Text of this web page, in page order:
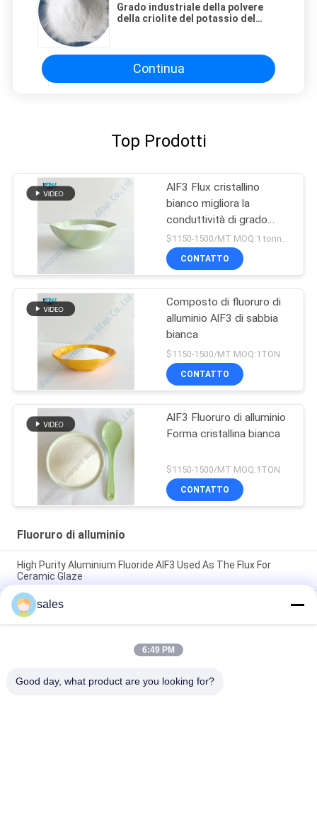
Grado industriale della polvere
della criolite del potassio del
Continua
Top Prodotti
AlF3 Flux cristallino
bianco migliora la
conduttività di grado
industriale
$1150-1500/MT MOQ:1 tonnellata
CONTATTO
Composto di fluoruro di
alluminio AlF3 di sabbia
bianca
$1150-1500/MT MOQ:1TON
CONTATTO
AlF3 Fluoruro di alluminio
Forma cristallina bianca
$1150-1500/MT MOQ:1TON
CONTATTO
Fluoruro di alluminio
High Purity Aluminium Fluoride AlF3 Used As The Flux For
Ceramic Glaze
Materia prima chimica bianca sabbiosa Alf3 Fluoruro di
alluminio 7784-18-1 per fluidi di saldatura nella saldatura dei
metalli
Prodotto chimico Sabbia bianca CAS7784-18-1 AlF3 Fluoruro di
sales
6:49 PM
Good day, what product are you looking for?